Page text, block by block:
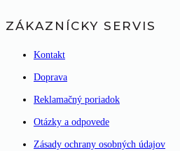
ZÁKAZNÍCKY SERVIS
Kontakt
Doprava
Reklamačný poriadok
Otázky a odpovede
Zásady ochrany osobných údajov